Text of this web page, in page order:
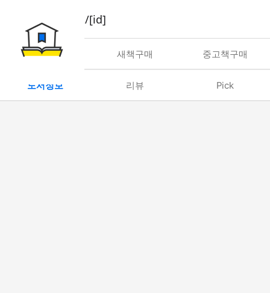
book/rent/[id]
대여 새책구매 중고책구매
도서정보 리뷰 Pick